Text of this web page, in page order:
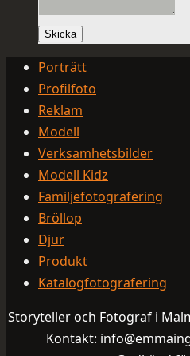
Skicka
Porträtt
Profilfoto
Reklam
Modell
Verksamhetsbilder
Modell Kidz
Familjefotografering
Bröllop
Djur
Produkt
Katalogfotografering
Storyteller och Fotograf i
Kontakt: